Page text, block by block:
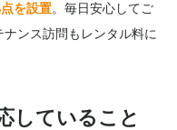
を設置。毎日安心してご
ンス訪問もレンタル料に
していること